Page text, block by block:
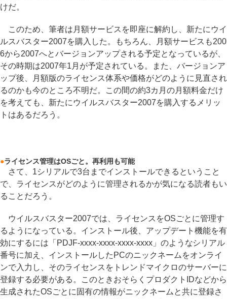
けだ。
このため、筆者は月額サービスを即座に解約し、新たにウイ
ルスバスター2007を購入した。もちろん、月額サービスも200
6から2007へとバージョンアップされる予定となっているが、
その時期は2007年1月が予定されている。また、バージョンア
ップ後、月額版のライセンス体系や価格がどのように見直され
るのかも今のところ不明だ。この間の約3カ月の月額料金だけ
を考えても、新たにウイルスバスター2007を購入するメリッ
トはあるだろう。
●ライセンス管理はOSごと。再利用も可能
さて、1シリアルで3台までインストールできるということ
で、ライセンスがどのように管理されるかが気になる読者もい
ることだろう。
ウイルスバスター2007では、ライセンスをOSごとに管理す
るようになっている。インストール後、アップデート機能を有
効にするには「PDJF-xxxx-xxxx-xxxx-xxxx」のようなシリアル
番号に加え、インストールしたPCのニックネームをオンライ
ンで入力し、そのライセンスをトレンドマイクロのサーバーに
登録する必要がある。このときおそらくプロダクトIDなどから
生成されたOSごとに固有の情報がニックネームと共に登録さ